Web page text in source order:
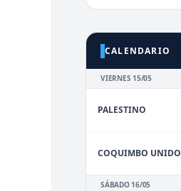
CALENDARIO
VIERNES 15/05
PALESTINO
COQUIMBO UNIDO
SÁBADO 16/05